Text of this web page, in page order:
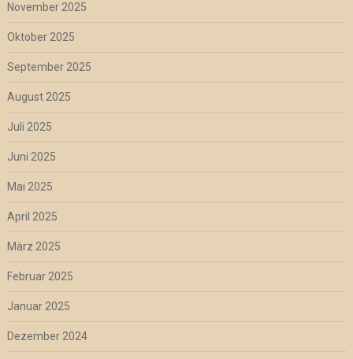
November 2025
Oktober 2025
September 2025
August 2025
Juli 2025
Juni 2025
Mai 2025
April 2025
März 2025
Februar 2025
Januar 2025
Dezember 2024